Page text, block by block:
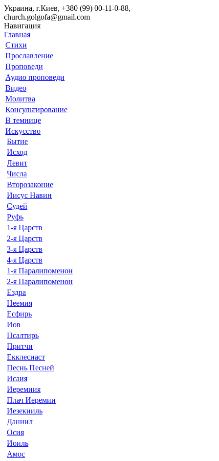
Украина, г.Киев, +380 (99) 00-11-0-88,
church.golgofa@gmail.com
Навигация
Главная
Стихи
Прославление
Проповеди
Аудио проповеди
Видео
Молитва
Консультирование
В темнице
Искусство
Бытие
Исход
Левит
Числа
Второзаконие
Иисус Навин
Судей
Руфь
1-я Царств
2-я Царств
3-я Царств
4-я Царств
1-я Паралипоменон
2-я Паралипоменон
Ездра
Неемия
Есфирь
Иов
Псалтирь
Притчи
Екклесиаст
Песнь Песней
Исаия
Иеремиия
Плач Иеремии
Иезекииль
Даниил
Осия
Иоиль
Амос